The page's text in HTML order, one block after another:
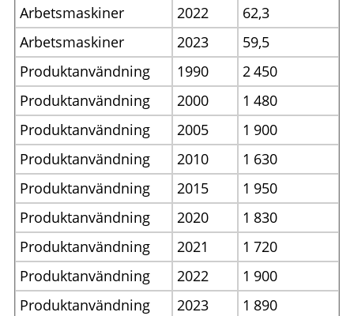
Arbetsmaskiner 2022
62,3
Arbetsmaskiner
2023
59,5
Produktanvändning
1990 2450
Produktanvändning
2000 1 480
Produktanvändning
2005 1 900
Produktanvändning
2010 1 630
Produktanvändning
2015 1 950
Produktanvändning
2020 1 830
Produktanvändning
2021 1 720
Produktanvändning
2022 1 900
Produktanvändning
2023 1 890